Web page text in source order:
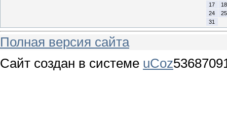
17
18
24
25
31
Полная версия сайта
Сайт создан в системе uCoz